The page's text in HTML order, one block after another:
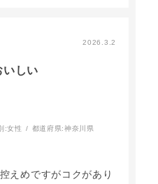
2026.3.2
いしい
:女性 都道府県:神奈川県
えめですがコクがあり